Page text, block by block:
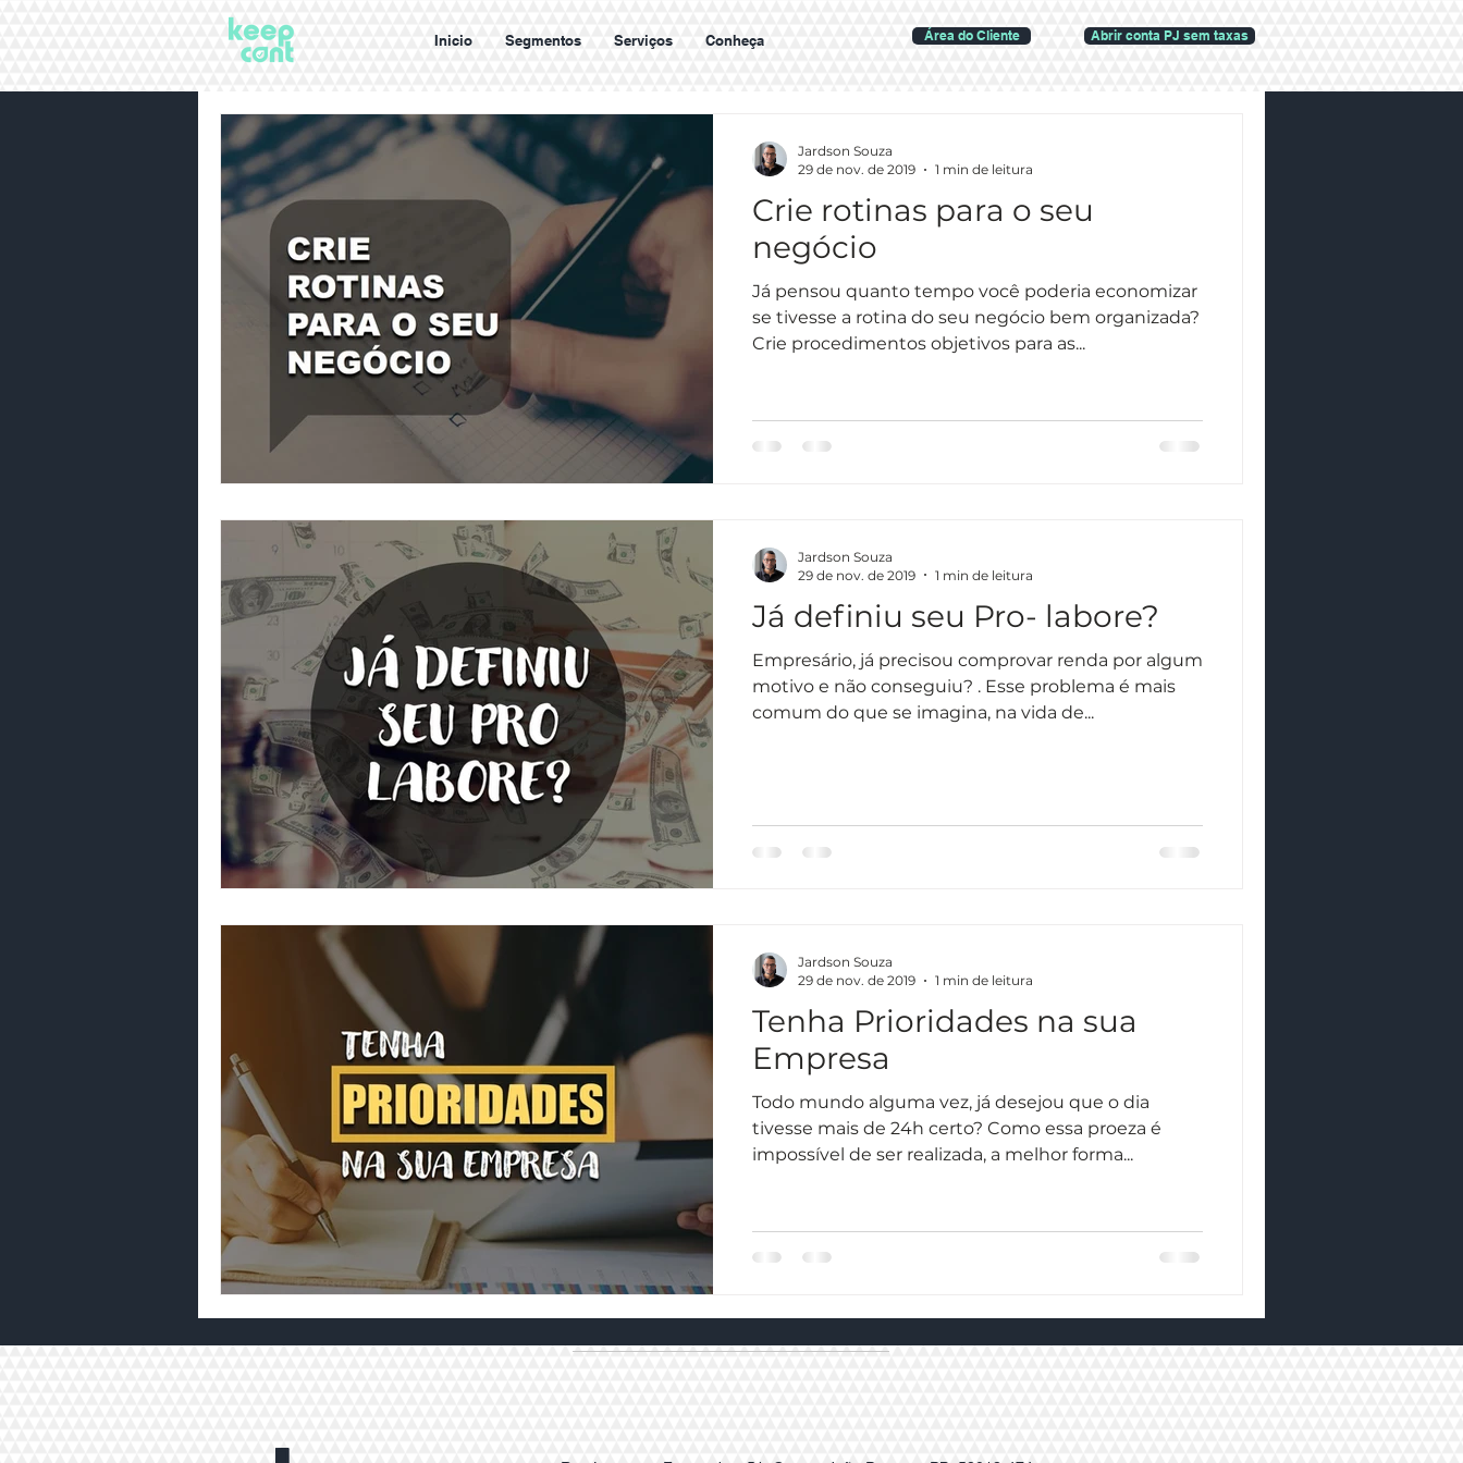
Inicio Segmentos Serviços Conheça Área do Cliente Abrir conta PJ sem taxas
Crie rotinas para o seu
negócio
Já pensou quanto tempo você poderia economizar
se tivesse a rotina do seu negócio bem organizada?
Crie procedimentos objetivos para as...
Jardson Souza
29 de nov. de 2019
1 min de leitura
Já definiu seu Pro- labore?
Empresário, já precisou comprovar renda por algum
motivo e não conseguiu? . Esse problema é mais
comum do que se imagina, na vida de...
Jardson Souza
29 de nov. de 2019
1 min de leitura
Tenha Prioridades na sua
Empresa
Todo mundo alguma vez, já desejou que o dia
tivesse mais de 24h certo? Como essa proeza é
impossível de ser realizada, a melhor forma...
Jardson Souza
29 de nov. de 2019
1 min de leitura